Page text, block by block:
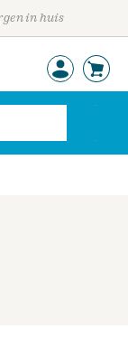
in huis